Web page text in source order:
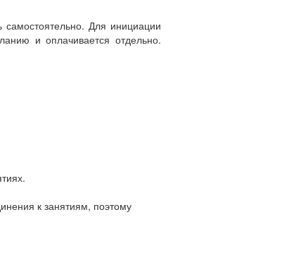
самостоятельно. Для инициации
и оплачивается отдельно.
к занятиям, поэтому